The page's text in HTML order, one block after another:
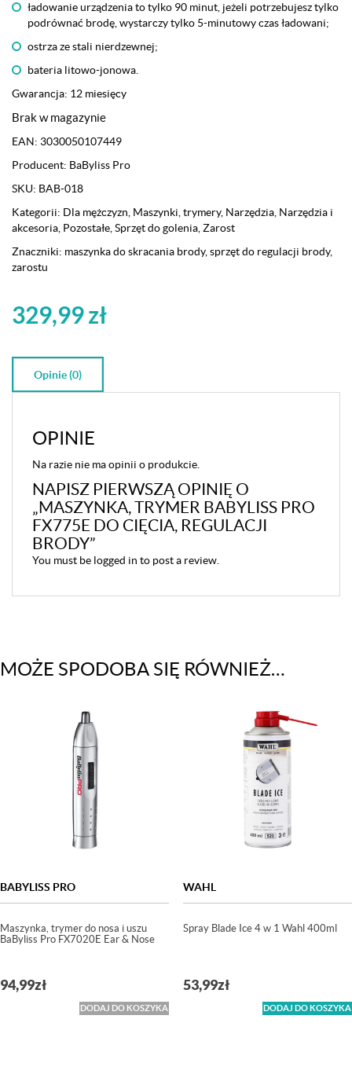
ładowanie urządzenia to tylko 90 minut, jeżeli potrzebujesz tylko
podrównać brodę, wystarczy tylko 5-minutowy czas ładowani;
ostrza ze stali nierdzewnej;
bateria litowo-jonowa.
Gwarancja: 12 miesięcy
Brak w magazynie
EAN: 3030050107449
Producent: BaByliss Pro
SKU: BAB-018
Kategorii: Dla mężczyzn, Maszynki, trymery, Narzędzia, Narzędzia i
akcesoria, Pozostałe,Sprzęt do golenia,Zarost
Znaczniki: maszynka do skracania brody,sprzęt do regulacji brody,
zarostu
329,99zł
Opinie (0)
OPINIE
Na razie nie ma opinii o produkcie.
NAPISZ PIERWSZĄ OPINIĘ O
„MASZYNKA, TRYMER BABYLISS PRO
FX775E DO CIĘCIA, REGULACJI
BRODY”
You must be logged in to post a review.
MOŻE SPODOBA SIĘ RÓWNIEŻ…
BABYLISS PRO
Maszynka, trymer do nosa i uszu
BaByliss Pro FX7020E Ear & Nose
94,99zł
DODAJ DO KOSZYKA
WAHL
Spray Blade Ice 4 w 1 Wahl 400ml
53,99zł
DODAJ DO KOSZYKA